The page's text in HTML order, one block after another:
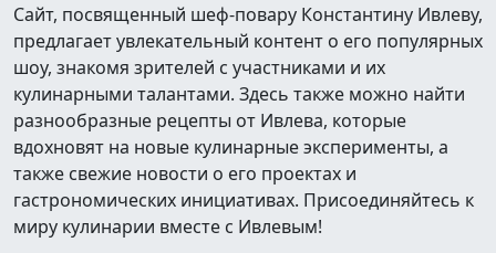
Сайт, посвященный шеф-повару Константину Ивлеву,
предлагает увлекательный контент о его популярных
шоу, знакомя зрителей с участниками и их
кулинарными талантами. Здесь также можно найти
разнообразные рецепты от Ивлева, которые
вдохновят на новые кулинарные эксперименты, а
также свежие новости о его проектах и
гастрономических инициативах. Присоединяйтесь к
миру кулинарии вместе с Ивлевым!